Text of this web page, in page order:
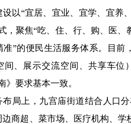
设以“宜居、宜业、宜学、宜养
，聚焦“吃、住、行、购、医
准”的便民生活服务体系。目
间、展示交流空间、共享车位
》要求基本一致。
布局上，九宫庙街道结合人口
商超、菜市场、医疗机构、